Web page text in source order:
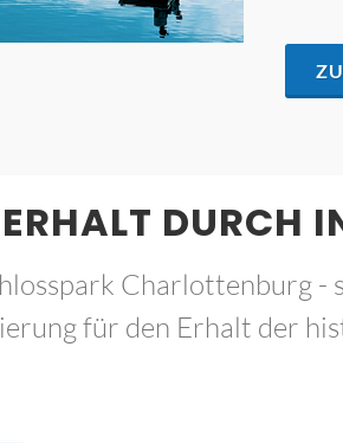
DURCH
Charlottenburg -
für den Erhalt der